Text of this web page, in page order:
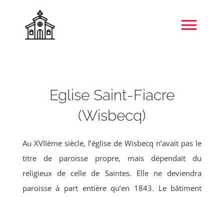
content
Unité pastorale de RebecqEglise Saint-Fiacre
(Wisbecq)
Au XVIIème siècle, l’église de Wisbecq n’avait pas le
titre de paroisse propre, mais dépendait du
religieux de celle de Saintes. Elle ne deviendra
paroisse à part entière qu’en 1843. Le bâtiment